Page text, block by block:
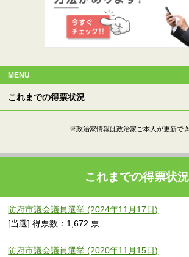
MENU
これまでの得票状況
※政治家情報は政治家ご本人が更新で
これまでの得票状況
防府市議会議員選挙 (2024年11月17日)
[当選] 得票数：1,672 票
防府市議会議員選挙 (2020年11月15日)